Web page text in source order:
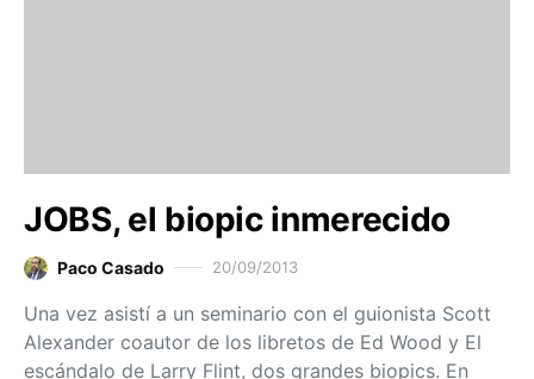
JOBS, el biopic inmerecido
Paco Casado 20/09/2013
Una vez asistí a un seminario con el guionista Scott
Alexander coautor de los libretos de Ed Wood y El
escándalo de Larry Flint, dos grandes biopics. En